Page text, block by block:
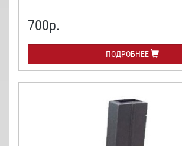
700р.
ПОДРОБНЕЕ